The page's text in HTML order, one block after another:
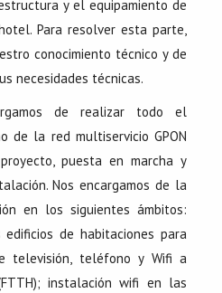
y el equipamiento de
Para resolver esta parte,
conocimiento técnico y de
necesidades técnicas.
de realizar todo el
de la red multiservicio GPON
puesta en marcha y
Nos encargamos de la
en los siguientes ámbitos:
de habitaciones para
televisión, teléfono y Wifi a
instalación wifi en las